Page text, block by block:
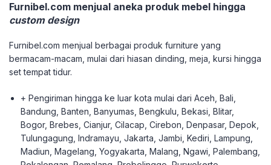
Furnibel.com menjual aneka produk mebel hingga
custom design
Furnibel.com menjual berbagai produk furniture yang
bermacam-macam, mulai dari hiasan dinding, meja, kursi hingga
set tempat tidur.
+ Pengiriman hingga ke luar kota mulai dari Aceh, Bali,
Bandung, Banten, Banyumas, Bengkulu, Bekasi, Blitar,
Bogor, Brebes, Cianjur, Cilacap, Cirebon, Denpasar, Depok,
Tulungagung, Indramayu, Jakarta, Jambi, Kediri, Lampung,
Madiun, Magelang, Yogyakarta, Malang, Ngawi, Palembang,